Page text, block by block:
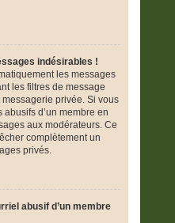
indésirables !
les messages
les filtres de message
privée. Si vous
d’un membre en
aux modérateurs. Ce
complètement un
privés.
abusif d’un membre